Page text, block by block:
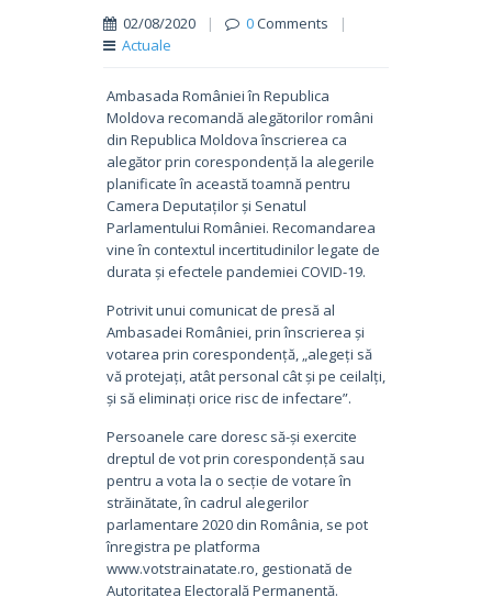
02/08/2020 | 0Comments
|
Actuale
Ambasada României în Republica
Moldova recomandă alegătorilor români
din Republica Moldova înscrierea ca
alegător prin corespondență la alegerile
planificate în această toamnă pentru
Camera Deputaților și Senatul
Parlamentului României. Recomandarea
vine în contextul incertitudinilor legate de
durata și efectele pandemiei COVID-19.
Potrivit unui comunicat de presă al
Ambasadei României, prin înscrierea și
votarea prin corespondență, „alegeți să
vă protejați, atât personal cât și pe ceilalți,
și să eliminați orice risc de infectare”.
Persoanele care doresc să-și exercite
dreptul de vot prin corespondență sau
pentru a vota la o secție de votare în
străinătate, în cadrul alegerilor
parlamentare 2020 din România, se pot
înregistra pe platforma
www.votstrainatate.ro, gestionată de
Autoritatea Electorală Permanentă.